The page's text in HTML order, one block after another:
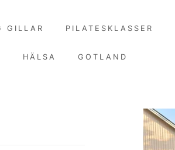
GILLAR PILATESKLASSER
HÄLSA GOTLAND